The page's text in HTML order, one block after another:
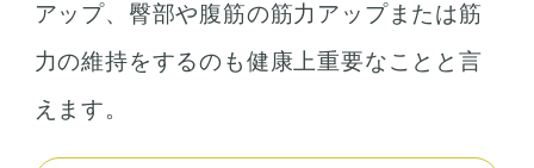
アップ、臀部や腹筋の筋力アップまたは筋
力の維持をするのも健康上重要なことと言
えます。